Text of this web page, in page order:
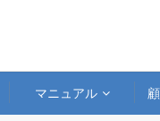
マニュアル